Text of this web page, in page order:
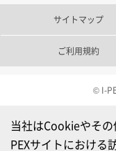
サイトマップ
ご利用規約
© I-
当社はCookieやそ
PEXサイトにおける